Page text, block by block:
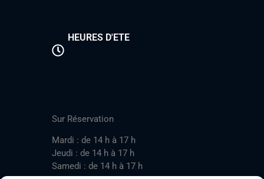
HEURES D'ETE
Sur Réservation
Mardi : de 14 h à 17 h
Jeudi : de 14 h à 17 h
Samedi : de 14 h à 17 h